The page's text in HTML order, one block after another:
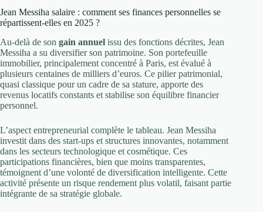
Jean Messiha salaire : comment ses finances personnelles se
répartissent-elles en 2025 ?
Au-delà de son gain annuel issu des fonctions décrites, Jean
Messiha a su diversifier son patrimoine. Son portefeuille
immobilier, principalement concentré à Paris, est évalué à
plusieurs centaines de milliers d’euros. Ce pilier patrimonial,
quasi classique pour un cadre de sa stature, apporte des
revenus locatifs constants et stabilise son équilibre financier
personnel.
L’aspect entrepreneurial complète le tableau. Jean Messiha
investit dans des start-ups et structures innovantes, notamment
dans les secteurs technologique et cosmétique. Ces
participations financières, bien que moins transparentes,
témoignent d’une volonté de diversification intelligente. Cette
activité présente un risque rendement plus volatil, faisant partie
intégrante de sa stratégie globale.